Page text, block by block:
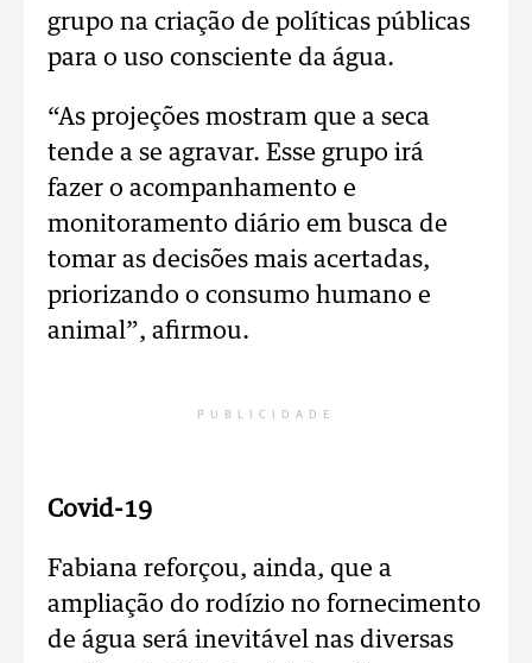
grupo na criação de políticas públicas
para o uso consciente da água.
“As projeções mostram que a seca
tende a se agravar. Esse grupo irá
fazer o acompanhamento e
monitoramento diário em busca de
tomar as decisões mais acertadas,
priorizando o consumo humano e
animal”, afirmou.
PUBLICIDADE
Covid-19
Fabiana reforçou, ainda, que a
ampliação do rodízio no fornecimento
de água será inevitável nas diversas